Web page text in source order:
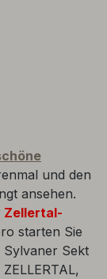
und den
ansehen.
Zellertal-
starten Sie
Sekt